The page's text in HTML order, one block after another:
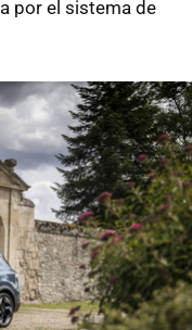
por el sistema de